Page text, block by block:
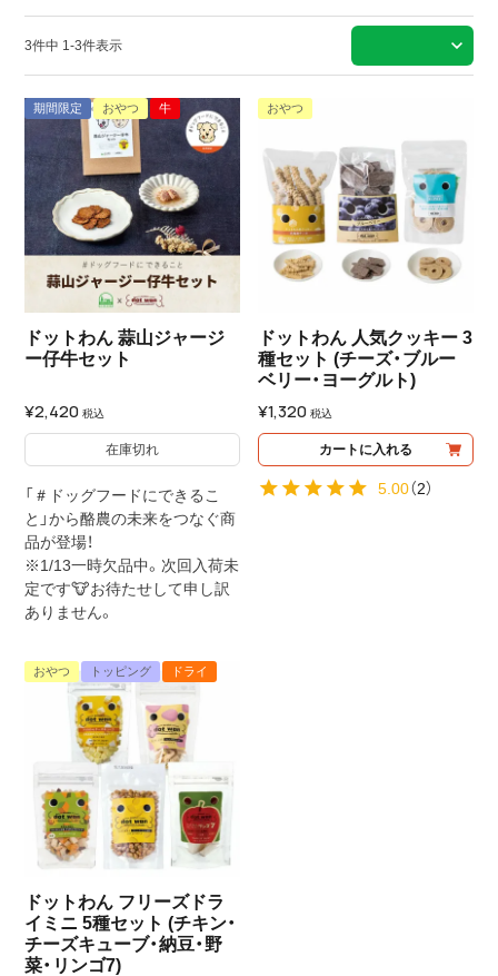
3件中 1-3件表示
期間限定 おやつ 牛
ドットわん 蒜山ジャージ
ー仔牛セット
¥2,420 税込
在庫切れ
「＃ドッグフードにできるこ
と」から酪農の未来をつなぐ商
品が登場！
※1/13一時欠品中。次回入荷未
定です🐮お待たせして申し訳
ありません。
おやつ
ドットわん 人気クッキー 3
種セット (チーズ・ブルー
ベリー・ヨーグルト)
¥1,320 税込
カートに入れる
5.00（2）
おやつ トッピング ドライ
ドットわん フリーズドラ
イミニ 5種セット (チキン・
チーズキューブ・納豆・野
菜・リンゴ7)